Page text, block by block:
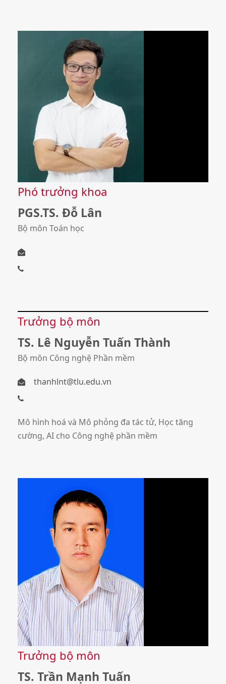
Phó trưởng khoa
PGS.TS. Đỗ Lân
Bộ môn Toán học
Trưởng bộ môn
TS. Lê Nguyễn Tuấn Thành
Bộ môn Công nghệ Phần mềm
thanhlnt@tlu.edu.vn
Mô hình hoá và Mô phỏng đa tác tử, Học tăng
cường, AI cho Công nghệ phần mềm
Trưởng bộ môn
TS. Trần Mạnh Tuấn